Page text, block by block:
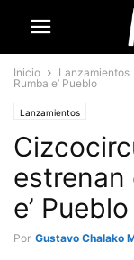
Inicio Lanzamientos
Rumba e’ Pueblo
Lanzamientos
estrenan
e’ Pueblo
Por Gustavo Chalako